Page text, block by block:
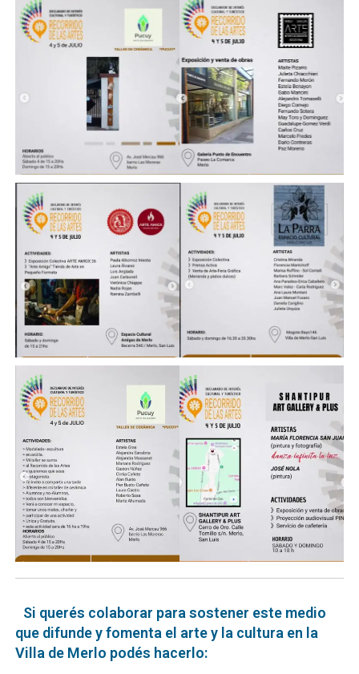
Si querés colaborar para sostener este medio
que difunde y fomenta el arte y la cultura en la
Villa de Merlo podés hacerlo: